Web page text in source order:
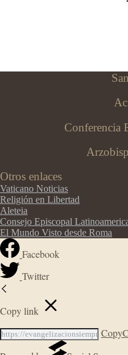
Conferencia
Otros enlaces
Vaticano Noticias
Religión en Libertad
Aleteia
Consejo Episcopal
El Mundo Visto desde Roma
Facebook
Twitter
Copy link
Copy